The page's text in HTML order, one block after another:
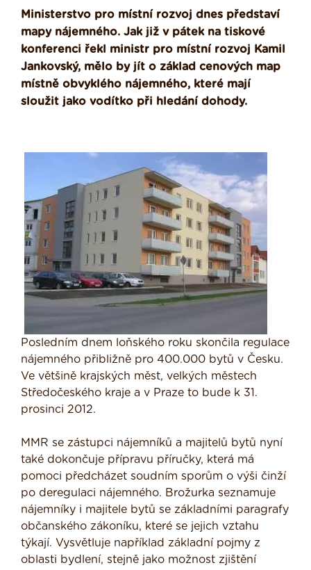
Ministerstvo pro místní rozvoj dnes představí
mapy nájemného. Jak již v pátek na tiskové
konferenci řekl ministr pro místní rozvoj Kamil
Jankovský, mělo by jít o základ cenových map
místně obvyklého nájemného, které mají
sloužit jako vodítko při hledání dohody.
Posledním dnem loňského roku skončila regulace
nájemného přibližně pro 400.000 bytů v Česku.
Ve většině krajských měst, velkých městech
Středočeského kraje a v Praze to bude k 31.
prosinci 2012.
MMR se zástupci nájemníků a majitelů bytů nyní
také dokončuje přípravu příručky, která má
pomoci předcházet soudním sporům o výši činží
po deregulaci nájemného. Brožurka seznamuje
nájemníky i majitele bytů se základními paragrafy
občanského zákoníku, které se jejich vztahu
týkají. Vysvětluje například základní pojmy z
oblasti bydlení, stejně jako možnost zjištění